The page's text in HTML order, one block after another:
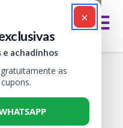
×
achadinhos
as
Ofertas e